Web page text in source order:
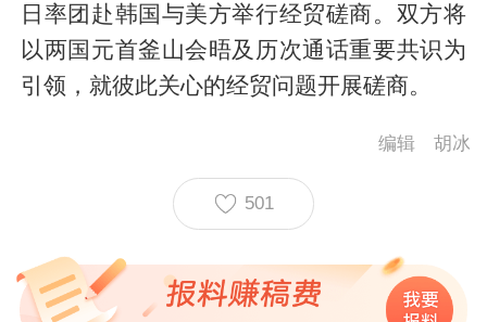
日率团赴韩国与美方举行经贸磋商。双方将
以两国元首釜山会晤及历次通话重要共识为
引领，就彼此关心的经贸问题开展磋商。
编辑 胡冰
501